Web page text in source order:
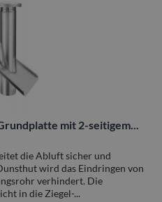
mit 2-seitigem...
die Abluft sicher und
wird das Eindringen von
verhindert. Die
in die Ziegel-...